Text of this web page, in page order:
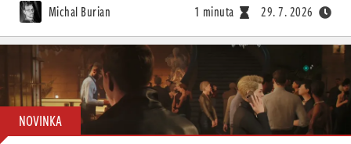
Michal Burian 1 minuta 29. 7. 2026
NOVINKA